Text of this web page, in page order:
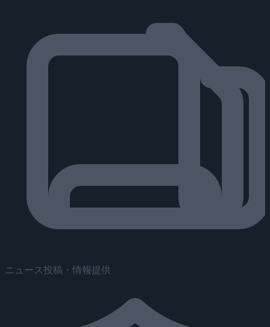
ニュース投稿・情報提供